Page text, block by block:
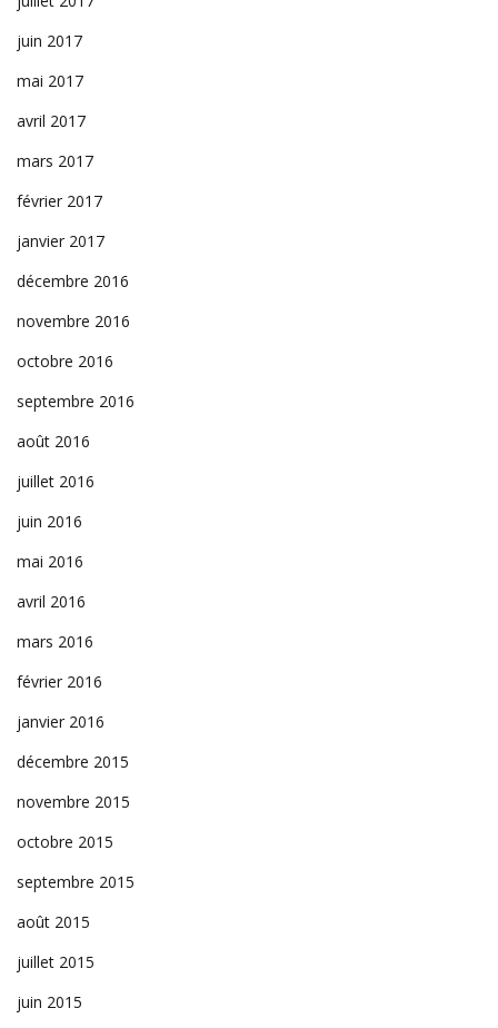
juin 2017
mai 2017
avril 2017
mars 2017
février 2017
janvier 2017
décembre 2016
novembre 2016
octobre 2016
septembre 2016
août 2016
juillet 2016
juin 2016
mai 2016
avril 2016
mars 2016
février 2016
janvier 2016
décembre 2015
novembre 2015
octobre 2015
septembre 2015
août 2015
juillet 2015
juin 2015